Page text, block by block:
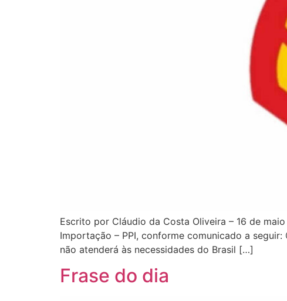
Escrito por Cláudio da Costa Oliveira – 16 de
Importação – PPI, conforme comunicado a
não atenderá às necessidades do Brasil […]
Frase do dia